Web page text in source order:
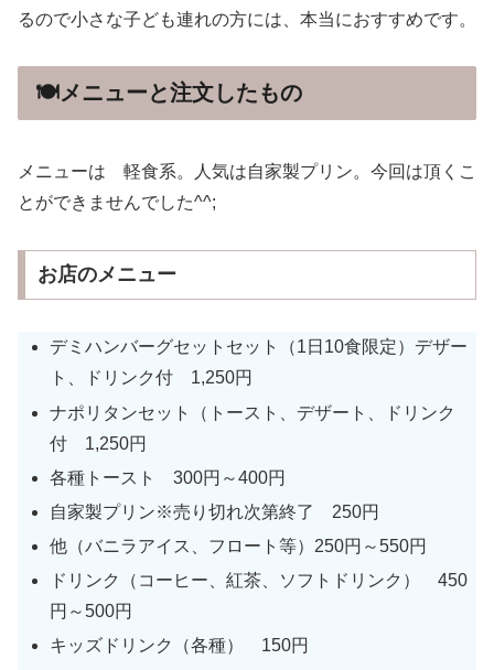
るので小さな子ども連れの方には、本当におすすめです。
🍽メニューと注文したもの
メニューは 軽食系。人気は自家製プリン。今回は頂くこ
とができませんでした^^;
お店のメニュー
デミハンバーグセットセット（1日10食限定）デザー
ト、ドリンク付 1,250円
ナポリタンセット（トースト、デザート、ドリンク
付 1,250円
各種トースト 300円～400円
自家製プリン※売り切れ次第終了 250円
他（バニラアイス、フロート等）250円～550円
ドリンク（コーヒー、紅茶、ソフトドリンク） 450
円～500円
キッズドリンク（各種） 150円